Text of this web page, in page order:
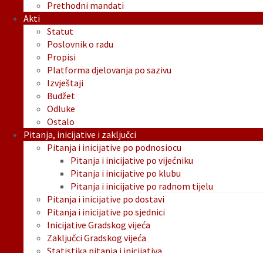
Prethodni mandati
Akti
Statut
Poslovnik o radu
Propisi
Platforma djelovanja po sazivu
Izvještaji
Budžet
Odluke
Ostalo
Pitanja, inicijative i zaključci
Pitanja i inicijative po podnosiocu
Pitanja i inicijative po vijećniku
Pitanja i inicijative po klubu
Pitanja i inicijative po radnom tijelu
Pitanja i inicijative po dostavi
Pitanja i inicijative po sjednici
Inicijative Gradskog vijeća
Zaključci Gradskog vijeća